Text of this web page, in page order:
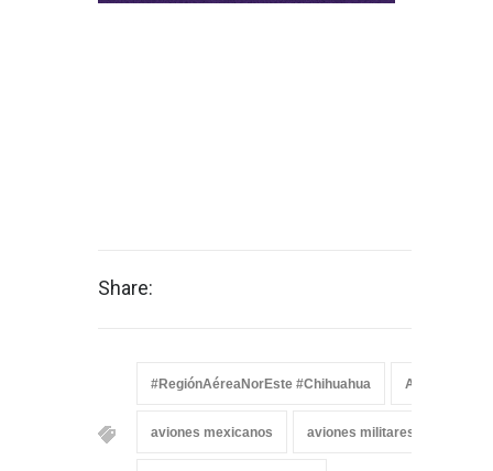
Share:
#RegiónAéreaNorEste #Chihuahua Aeronaves
aviones mexicanos aviones militares mexicanos